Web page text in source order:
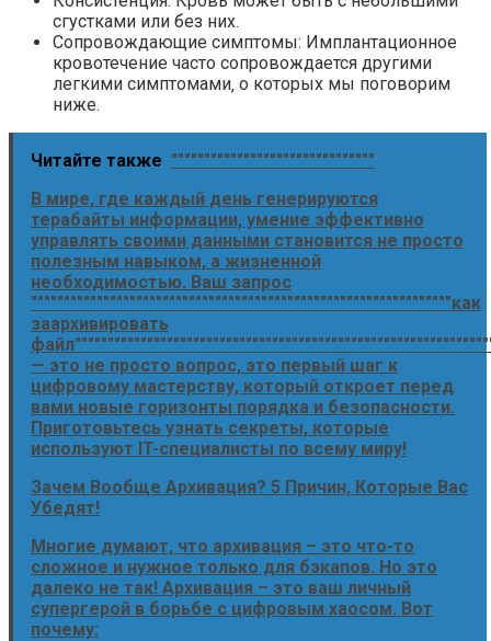
сгустками или без них.
Сопровождающие симптомы: Имплантационное
кровотечение часто сопровождается другими
легкими симптомами‚ о которых мы поговорим
ниже.
Читайте также """""""""""""""""""""""""""""""
В мире, где каждый день генерируются
терабайты информации, умение эффективно
управлять своими данными становится не просто
полезным навыком, а жизненной
необходимостью. Ваш запрос
""""""""""""""""""""""""""""""""""""""""""""""""""""""""""""""""как
заархивировать
— это не просто вопрос, это первый шаг к
цифровому мастерству, который откроет перед
вами новые горизонты порядка и безопасности.
Приготовьтесь узнать секреты, которые
используют IT-специалисты по всему миру!
Зачем Вообще Архивация? 5 Причин, Которые Вас
Убедят!
Многие думают, что архивация – это что-то
сложное и нужное только для бэкапов. Но это
далеко не так! Архивация – это ваш личный
супергерой в борьбе с цифровым хаосом. Вот
почему: